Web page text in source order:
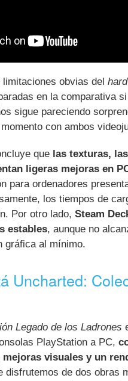
obvias del
en la comparativa
sigue pareciendo
con ambos
que las texturas,
ligeras mejoras en
para ordenadores
los tiempos de
Por otro lado, Steam
estables, aunque no
gráfica al mínimo.
Uncharted:
Legado de los Ladrones
PlayStation a PC,
visuales y un
disfrutemos de dos obras